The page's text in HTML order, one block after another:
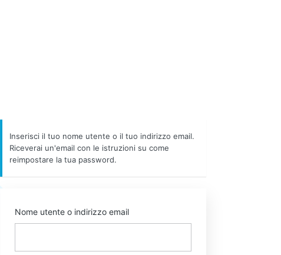
Inserisci il tuo nome utente o il tuo indirizzo email.
Riceverai un'email con le istruzioni su come
reimpostare la tua password.
Nome utente o indirizzo email